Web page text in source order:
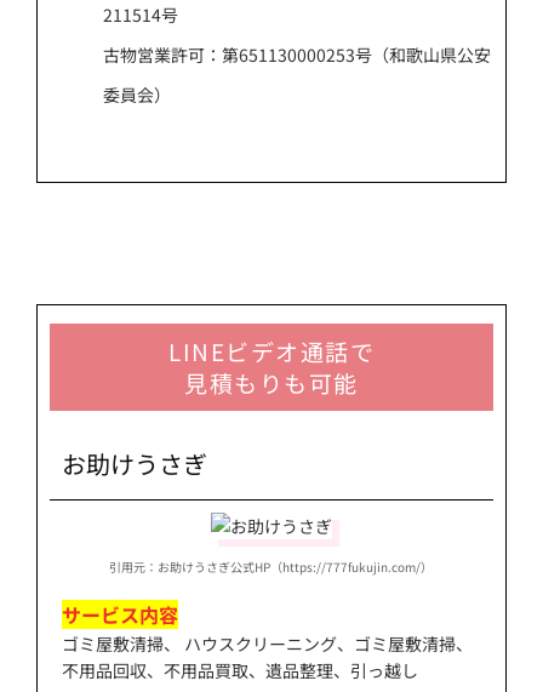
211514号
古物営業許可：第651130000253号（和歌山県公安
委員会）
LINEビデオ通話で
見積もりも可能
お助けうさぎ
引用元：お助けうさぎ公式HP（https://777fukujin.com/）
サービス内容
ゴミ屋敷清掃、 ハウスクリーニング、ゴミ屋敷清掃、
不用品回収、不用品買取、遺品整理、引っ越し